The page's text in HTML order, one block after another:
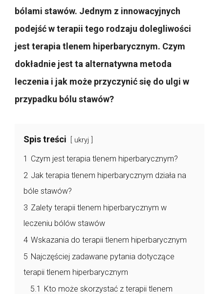
bólami stawów. Jednym z innowacyjnych
podejść w terapii tego rodzaju dolegliwości
jest terapia tlenem hiperbarycznym. Czym
dokładnie jest ta alternatywna metoda
leczenia i jak może przyczynić się do ulgi w
przypadku bólu stawów?
Spis treści ukryj
1 Czym jest terapia tlenem hiperbarycznym?
2 Jak terapia tlenem hiperbarycznym działa na
bóle stawów?
3 Zalety terapii tlenem hiperbarycznym w
leczeniu bólów stawów
4 Wskazania do terapii tlenem hiperbarycznym
5 Najczęściej zadawane pytania dotyczące
terapii tlenem hiperbarycznym
5.1 Kto może skorzystać z terapii tlenem